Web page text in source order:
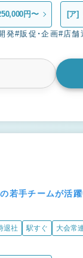
円〜 [ア]
発#販促・企画#店舗
の若手チームが
退社 駅すぐ 大会常